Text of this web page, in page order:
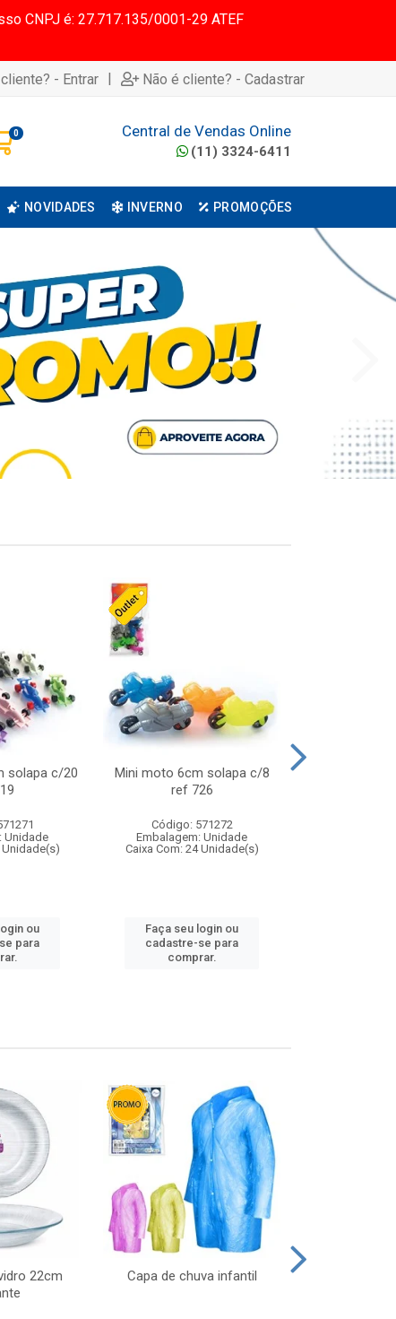
CNPJ é: 27.717.135/0001-29 ATEF
- Entrar | Não é cliente? - Cadastrar
0 Central de Vendas Online
(11) 3324-6411
NOVIDADES INVERNO PROMOÇÕES
solapa c/20
Unidade
Unidade(s)
ou
para
Mini moto 6cm solapa c/8
ref 726
Código: 571272
Embalagem: Unidade
Caixa Com: 24 Unidade(s)
Faça seu login ou
cadastre-se para
comprar.
22cm
Capa de chuva infantil